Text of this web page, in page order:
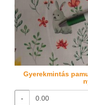
Gyerekmintás
-